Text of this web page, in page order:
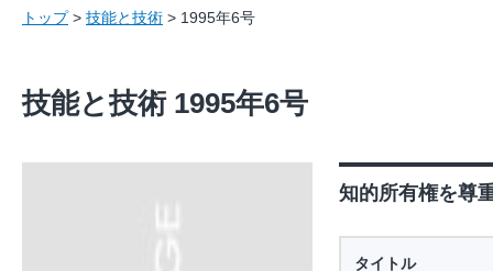
トップ> 技能と技術 > 1995年6号
技能と技術 1995年6号
知的所有権を尊
タイトル